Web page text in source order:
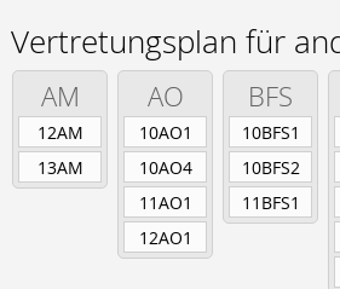
Berufsvorbereitend
Bildungsgänge zur
Berufsbegleitend
Fachschule für
Berufsschule
Augenoptiker/-in
Eisenbahner/-in im
Vertretungsplan für
AM
12AM
13AM
AO
10AO1
10AO4
11AO1
12AO1
BFS
10BFS1
10BFS2
11BFS1